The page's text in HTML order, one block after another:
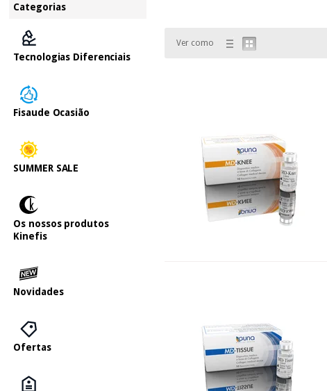
Categorias
Tecnologias Diferenciais
Fisaude Ocasião
SUMMER SALE
Os nossos produtos
Kinefis
Novidades
Ofertas
Ver como